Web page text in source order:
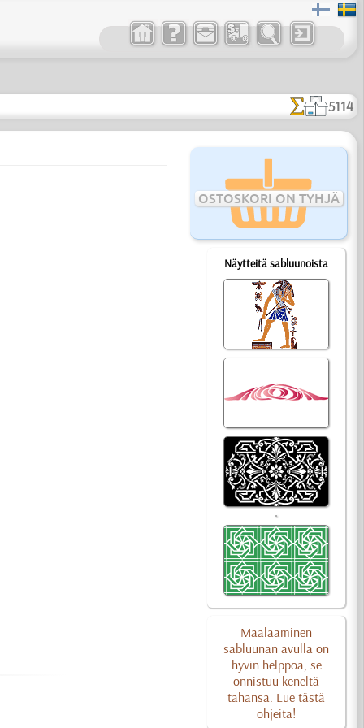
5114
OSTOSKORI ON TYHJÄ
Näytteitä sabluunoista
Maalaaminen
sabluunan avulla on
hyvin helppoa, se
onnistuu keneltä
tahansa. Lue tästä
ohjeita!